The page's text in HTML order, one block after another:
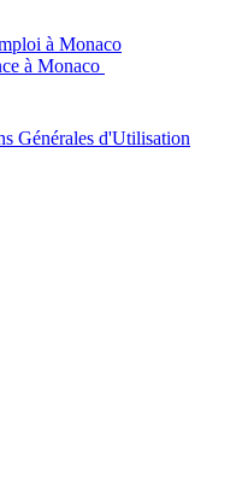
Générales d'Utilisation